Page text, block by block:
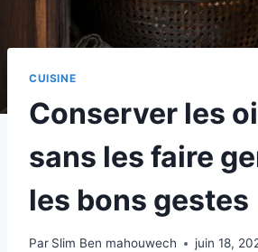
CUISINE
Conserver les
sans les faire
les bons gestes
Par Slim Ben mahouwech juin 18,